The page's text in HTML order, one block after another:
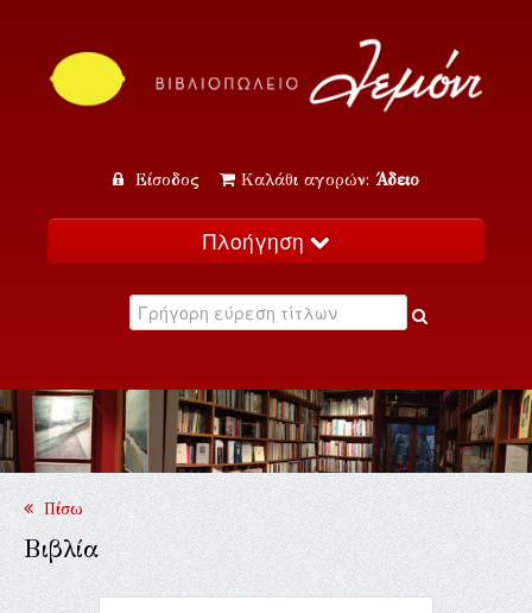
Είσοδος Καλάθι αγορών: Άδειο
Πλοήγηση
Κατάλογος
Εκδηλώσεις
Επικοινωνία
Πίσω
Βιβλία